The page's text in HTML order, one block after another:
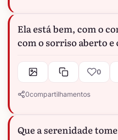
Ela está bem, com o
com o sorriso aberto e
0
0compartilhamentos
Que a serenidade